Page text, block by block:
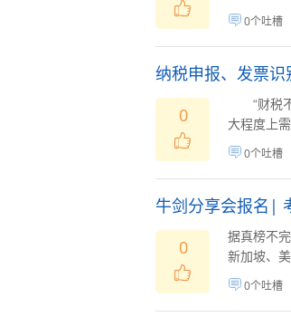
0个吐槽
纳税申报、发票
“财税不
大程度上
0个吐槽
0
牛剑分享会报名|
据真榜不
新加坡、
0个吐槽
0